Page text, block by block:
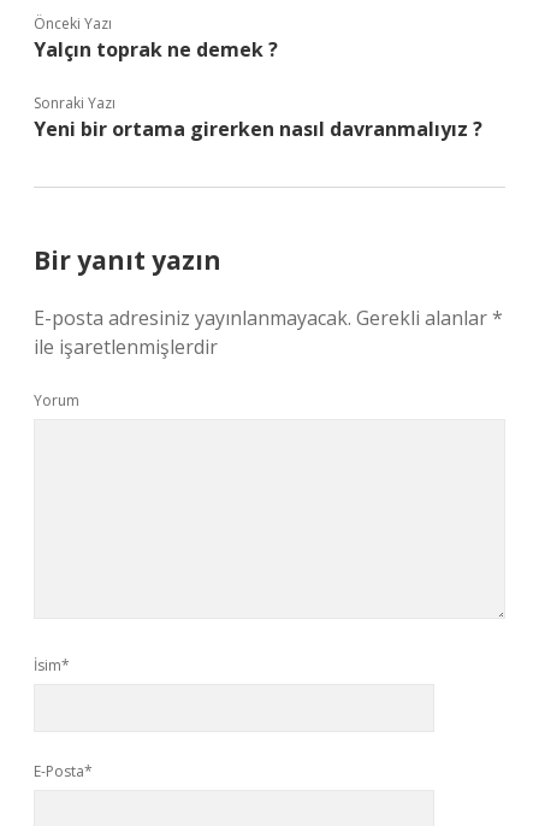
Önceki Yazı
Yalçın toprak ne demek ?
Sonraki Yazı
Yeni bir ortama girerken nasıl davranmalıyız ?
Bir yanıt yazın
E-posta adresiniz yayınlanmayacak. Gerekli alanlar*
ile işaretlenmişlerdir
Yorum
İsim*
E-Posta*